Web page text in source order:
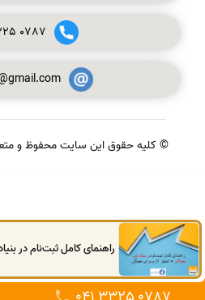
0787
© کلیه حقوق این سایت محفوظ و
راهنمای کامل ثبت‌نام در